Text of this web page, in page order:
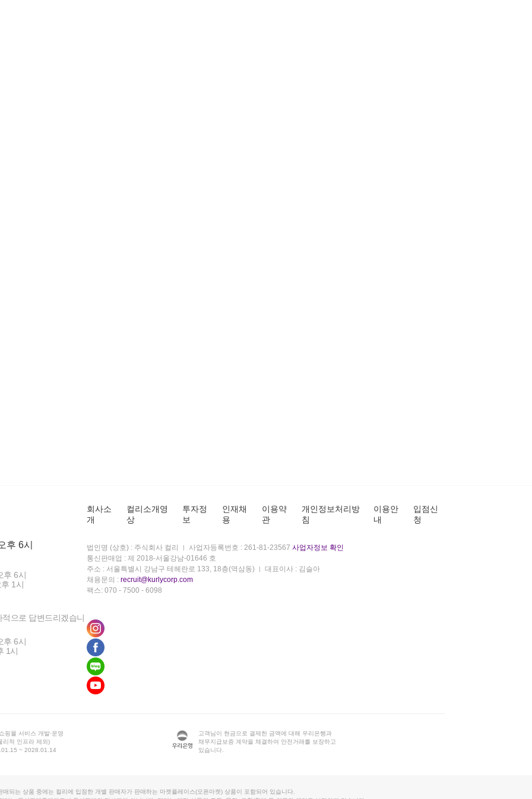
후 6시
후 6시
1시
으로 답변드리겠습니
후 6시
1시
회사소
개
컬리소개영
상
투자정
보
인재채
용
이용약
관
개인정보처리방
침
이용안
내
입점신
청
법인명 (상호) : 주식회사 컬리 사업자등록번호 : 261-81-23567 사업자정보 확인
통신판매업 : 제 2018-서울강남-01646 호
주소 : 서울특별시 강남구 테헤란로 133, 18층(역삼동)
대표이사 : 김슬아
채용문의 : recruit@kurlycorp.com
팩스: 070 - 7500 - 6098
핑몰 서비스 개발·운영
리적 인프라 제외)
~ 2028.01.14
고객님이 현금으로 결제한 금액에 대해 우리은행과
채무지급보증 계약을 체결하여 안전거래를 보장하고
있습니다.
매되는 상품 중에는 컬리에 입점한 개별 판매자가 판매하는 마켓플레이스(오픈마켓) 상품이 포함되어 있습니다.